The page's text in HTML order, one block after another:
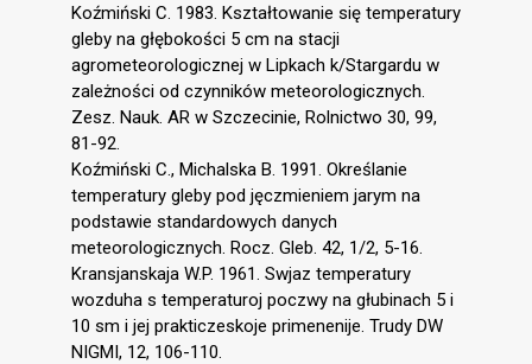
Koźmiński C. 1983. Kształtowanie się temperatury
gleby na głębokości 5 cm na stacji
agrometeorologicznej w Lipkach k/Stargardu w
zależności od czynników meteorologicznych.
Zesz. Nauk. AR w Szczecinie, Rolnictwo 30, 99,
81-92.
Koźmiński C., Michalska B. 1991. Określanie
temperatury gleby pod jęczmieniem jarym na
podstawie standardowych danych
meteorologicznych. Rocz. Gleb. 42, 1/2, 5-16.
Kransjanskaja W.P. 1961. Swjaz temperatury
wozduha s temperaturoj poczwy na głubinach 5 i
10 sm i jej prakticzeskoje primenenije. Trudy DW
NIGMI, 12, 106-110.